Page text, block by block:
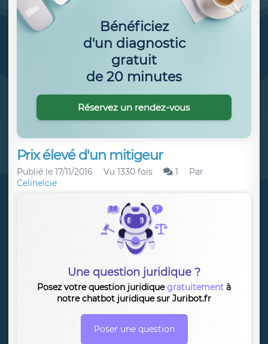
Prix élevé d'un mitigeur
Publié le 17/11/2016 Vu 1330 fois 1
Par
Celinelcie
Une question juridique ?
Posez votre question juridiquegratuitement à
notre chatbot juridique sur Juribot.fr
Poser une question
Bénéficiez
d'un diagnostic
gratuit
de 20 minutes
Réservez un rendez-vous